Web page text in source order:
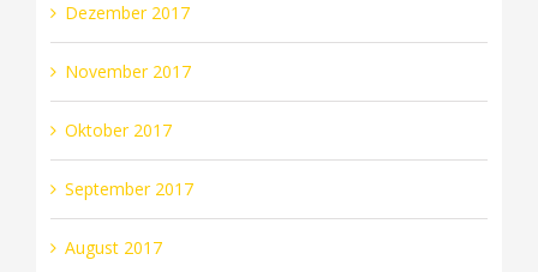
Dezember 2017
November 2017
Oktober 2017
September 2017
August 2017